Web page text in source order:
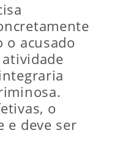
o acusado
o
e deve ser